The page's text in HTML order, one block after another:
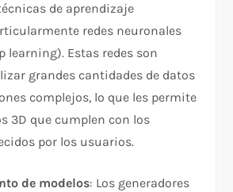
de aprendizaje
redes neuronales
learning). Estas redes son
grandes cantidades de datos
complejos, lo que les permite
3D que cumplen con los
por los usuarios.
de modelos: Los generadores